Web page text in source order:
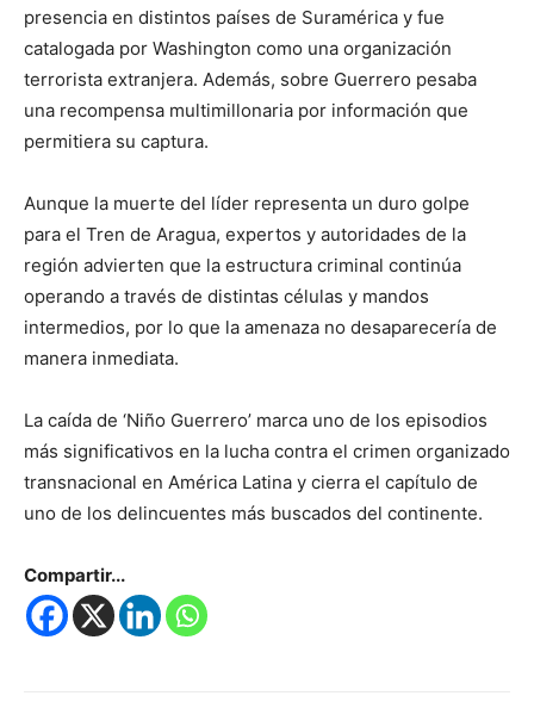
presencia en distintos países de Suramérica y fue
catalogada por Washington como una organización
terrorista extranjera. Además, sobre Guerrero pesaba
una recompensa multimillonaria por información que
permitiera su captura.
Aunque la muerte del líder representa un duro golpe
para el Tren de Aragua, expertos y autoridades de la
región advierten que la estructura criminal continúa
operando a través de distintas células y mandos
intermedios, por lo que la amenaza no desaparecería de
manera inmediata.
La caída de ‘Niño Guerrero’ marca uno de los episodios
más significativos en la lucha contra el crimen organizado
transnacional en América Latina y cierra el capítulo de
uno de los delincuentes más buscados del continente.
Compartir...